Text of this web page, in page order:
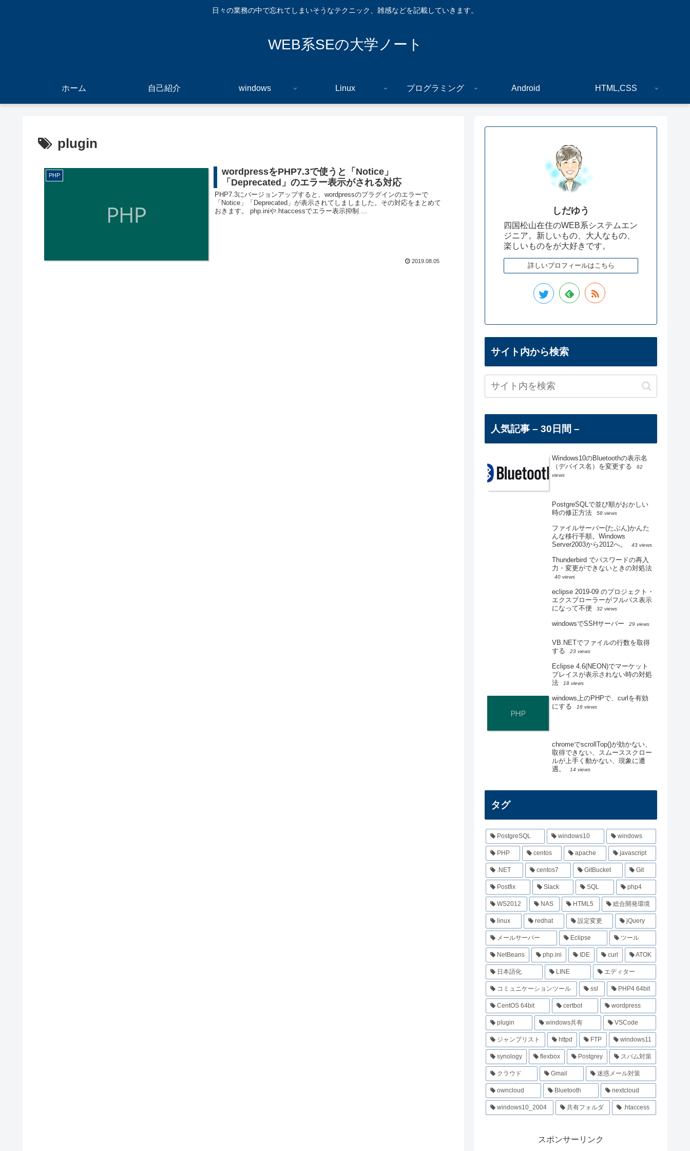
日々の業務の中で忘れてしまいそうなテクニック、雑感などを記載していきます。
WEB系SEの大学ノート
ホーム 自己紹介 windows Linux プログラミング Android HTML,CSS
plugin
PHP
wordpressをPHP7.3で使うと「Notice」
「Deprecated」のエラー表示がされる対応
PHP7.3にバージョンアップすると、wordpressのプラグインのエラーで
「Notice」「Deprecated」が表示されてしましました。その対応をまとめて
おきます。 php.iniや.htaccessでエラー表示抑制 ...
2019.08.05
しだゆう
四国松山在住のWEB系システムエン
ジニア。新しいもの、大人なもの、
楽しいものをが大好きです。
詳しいプロフィールはこちら
サイト内から検索
人気記事 – 30日間 –
Windows10のBluetoothの表示名
（デバイス名）を変更する
62
views
PostgreSQLで並び順がおかしい
時の修正方法
58 views
ファイルサーバー(たぶん)かんた
んな移行手順。Windows
Server2003から2012へ。
43 views
Thunderbird でパスワードの再入
力・変更ができないときの対処法
40 views
eclipse 2019-09 のプロジェクト・
エクスプローラーがフルパス表示
になって不便
32 views
windowsでSSHサーバー 29 views
VB.NETでファイルの行数を取得
する
23 views
Eclipse 4.6(NEON)でマーケット
プレイスが表示されない時の対処
法
18 views
windows上のPHPで、curlを有効
にする
16 views
chromeでscrollTop()が効かない、
取得できない、スムーススクロー
ルが上手く動かない、現象に遭
遇。
14 views
タグ
PostgreSQL windows10 windows
PHP centos apache javascript
.NET centos7 GitBucket Git
Postfix Slack SQL php4
WS2012 NAS HTML5 総合開発環境
linux redhat 設定変更 jQuery
メールサーバー Eclipse ツール
NetBeans php.ini IDE curl ATOK
日本語化 LINE エディター
コミュニケーションツール ssl PHP4 64bit
CentOS 64bit certbot wordpress
plugin windows共有 VSCode
ジャンプリスト httpd FTP windows11
synology flexbox Postgrey スパム対策
クラウド Gmail 迷惑メール対策
owncloud Bluetooth nextcloud
windows10_2004 共有フォルダ .htaccess
スポンサーリンク